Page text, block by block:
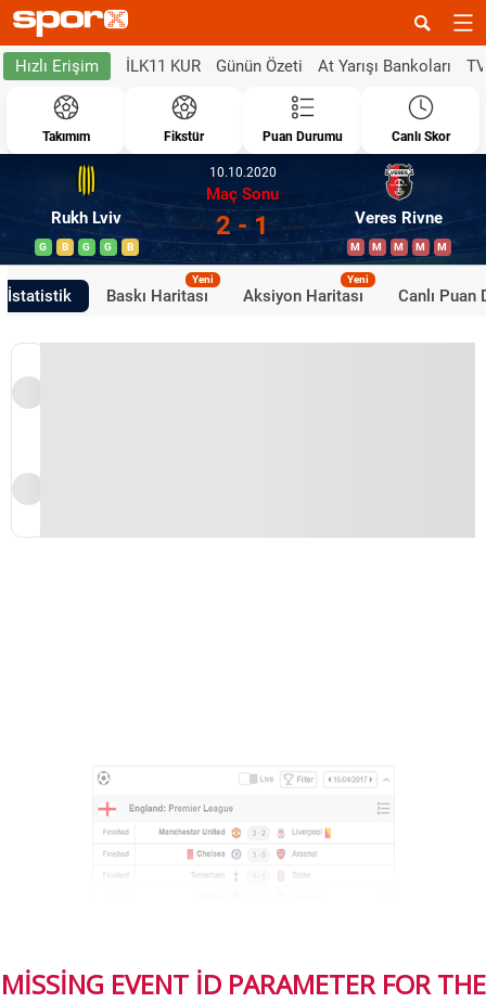
Hızlı Erişim İLK11 KUR Günün Özeti At Yarışı Bankoları
Takımım Fikstür Puan Durumu Canlı Skor
Rukh Lviv
G B G G B
10.10.2020
Maç Sonu
2 - 1 Veres Rivne
M M M M M
İstatistik Baskı Haritası
Yeni
Aksiyon Haritası
Yeni
Canlı Puan
MISSING EVENT ID PARAMETER FOR THE